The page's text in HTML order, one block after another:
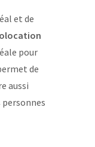
et de
pour
de
aussi